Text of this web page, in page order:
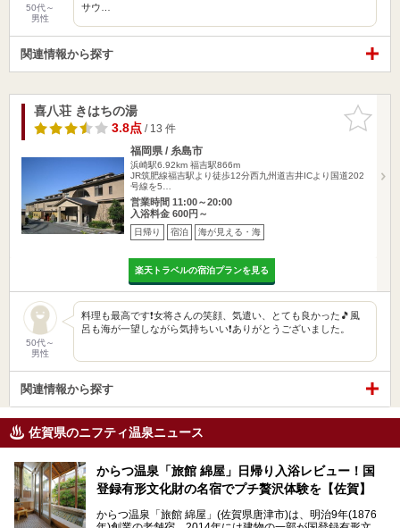
50代～
男性
サウ…
関連情報から探す
お気に入
りに追加
喜八荘 きはちの湯
3.8点/ 13 件
福岡県 / 糸島市
浜崎駅6.92km 福吉駅866m
JR筑肥線福吉駅より徒歩12分西九州道吉井ICより国道202
号線を5…
営業時間 11:00～20:00
入浴料金 600円～
日帰り 宿泊 海が見える・海
楽天トラベルの宿泊プランを見る
50代～
男性
料理も最高です❗女将さんの笑顔、気遣い、とても良かった🎵風
呂も海が一望しながら気持ちいい❗ありがとうございました。
関連情報から探す
佐賀県のニフティ温泉ニュース
からつ温泉「旅館 綿屋」日帰り入浴レビュー！国
登録有形文化財の名宿でプチ贅沢体験を【佐賀】
からつ温泉「旅館 綿屋」(佐賀県唐津市)は、明治9年(1876